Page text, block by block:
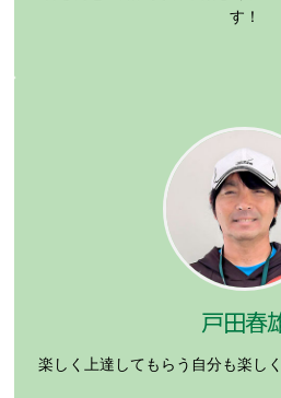
す！
戸田春
楽しく上達してもらう自分も楽し